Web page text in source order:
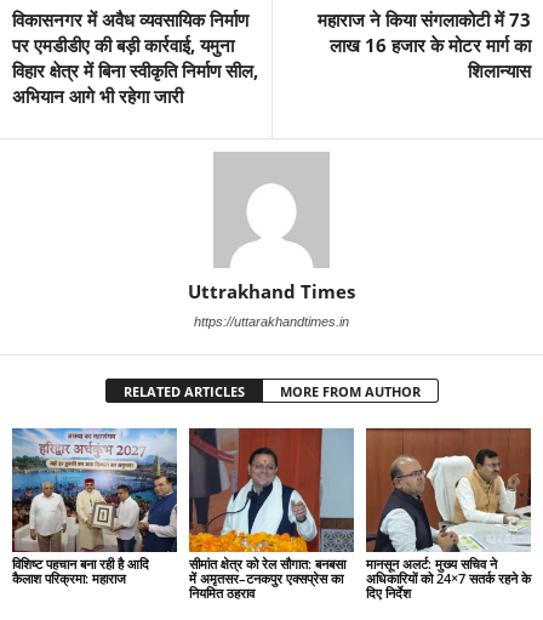
विकासनगर में अवैध व्यवसायिक निर्माण
पर एमडीडीए की बड़ी कार्रवाई, यमुना
विहार क्षेत्र में बिना स्वीकृति निर्माण सील,
अभियान आगे भी रहेगा जारी
महाराज ने किया संगलाकोटी में 73
लाख 16 हजार के मोटर मार्ग का
शिलान्यास
Uttrakhand Times
https://uttarakhandtimes.in
RELATED ARTICLES MORE FROM AUTHOR
विशिष्ट पहचान बना रही है आदि
कैलाश परिक्रमा: महाराज
सीमांत क्षेत्र को रेल सौगात: बनबसा
में अमृतसर–टनकपुर एक्सप्रेस का
नियमित ठहराव
मानसून अलर्ट: मुख्य सचिव ने
अधिकारियों को 24×7 सतर्क रहने के
दिए निर्देश